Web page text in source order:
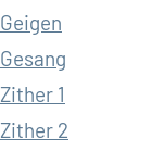
Geigen
Gesang
Zither 1
Zither 2